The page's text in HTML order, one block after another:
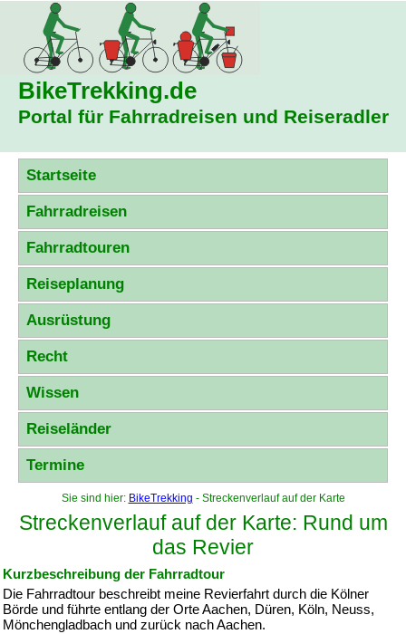
BikeTrekking.de
Portal für Fahrradreisen und Reiseradler
Startseite
Fahrradreisen
Fahrradtouren
Reiseplanung
Ausrüstung
Recht
Wissen
Reiseländer
Termine
Sie sind hier: BikeTrekking - Streckenverlauf auf der Karte
Streckenverlauf auf der Karte: Rund um
das Revier
Kurzbeschreibung der Fahrradtour
Die Fahrradtour beschreibt meine Revierfahrt durch die Kölner
Börde und führte entlang der Orte Aachen, Düren, Köln, Neuss,
Mönchengladbach und zurück nach Aachen.